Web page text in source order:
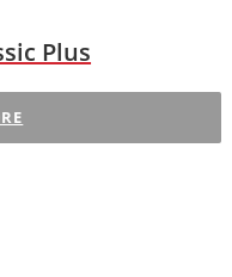
Plus